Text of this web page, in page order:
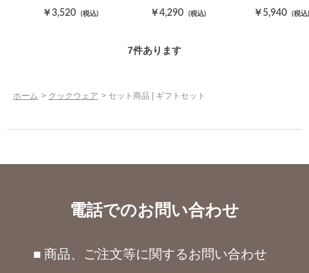
￥3,520 (税込) ￥4,290 (税込) ￥5,940 (税込)
7件あります
ホーム > クックウェア > セット商品 | ギフトセット
電話でのお問い合わせ
■ 商品、ご注文等に関するお問い合わせ